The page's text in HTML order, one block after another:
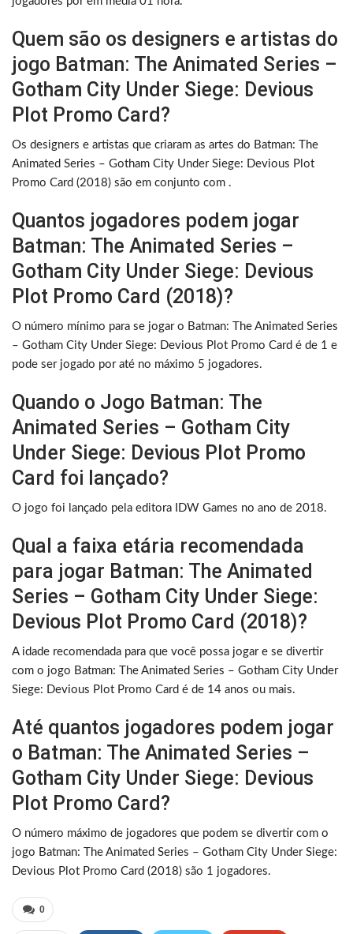
Quem são os designers e artistas do
jogo Batman: The Animated Series –
Gotham City Under Siege: Devious
Plot Promo Card?
Os designers e artistas que criaram as artes do Batman: The
Animated Series – Gotham City Under Siege: Devious Plot
Promo Card (2018) são em conjunto com .
Quantos jogadores podem jogar
Batman: The Animated Series –
Gotham City Under Siege: Devious
Plot Promo Card (2018)?
O número mínimo para se jogar o Batman: The Animated Series
– Gotham City Under Siege: Devious Plot Promo Card é de 1 e
pode ser jogado por até no máximo 5 jogadores.
Quando o Jogo Batman: The
Animated Series – Gotham City
Under Siege: Devious Plot Promo
Card foi lançado?
O jogo foi lançado pela editora IDW Games no ano de 2018.
Qual a faixa etária recomendada
para jogar Batman: The Animated
Series – Gotham City Under Siege:
Devious Plot Promo Card (2018)?
A idade recomendada para que você possa jogar e se divertir
com o jogo Batman: The Animated Series – Gotham City Under
Siege: Devious Plot Promo Card é de 14 anos ou mais.
Até quantos jogadores podem jogar
o Batman: The Animated Series –
Gotham City Under Siege: Devious
Plot Promo Card?
O número máximo de jogadores que podem se divertir com o
jogo Batman: The Animated Series – Gotham City Under Siege:
Devious Plot Promo Card (2018) são 1 jogadores.
0